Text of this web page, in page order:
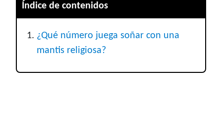
Índice de contenidos
¿Qué número juega soñar con una
mantis religiosa?